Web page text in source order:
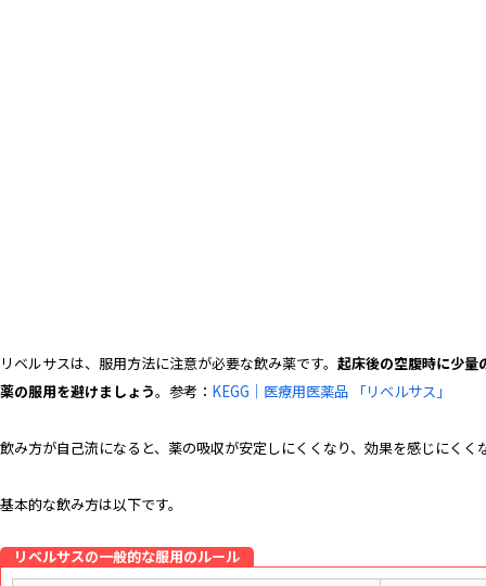
リベルサスは、服用方法に注意が必要な飲み薬です。 起床後の空腹時に少量
薬の服用を避けましょう。 参考： KEGG｜医療用医薬品 「リベルサス」
飲み方が自己流になると、薬の吸収が安定しにくくなり、効果を感じにくく
基本的な飲み方は以下です。
リベルサスの一般的な服用のルール